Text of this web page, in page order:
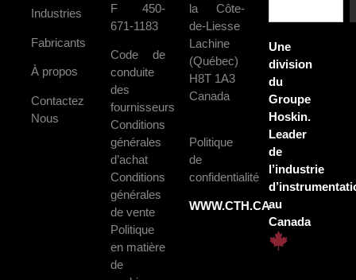
Industries
Fabricants
À propos
Contactez
Nous
F 450-
671-1183
Code de
conduite
des
fournisseurs
Conditions
générales
d’achat
Conditions
générales
de vente
Politique
en matière
de
la Côte-
de-Liesse
Lachine
(Québec)
H8T 1A3
Canada
Politique
de
confidentialité
WWW.CTH.CA
Une
division
du
Groupe
Hoskin.
Leader
de
l’industrie
au
Canada